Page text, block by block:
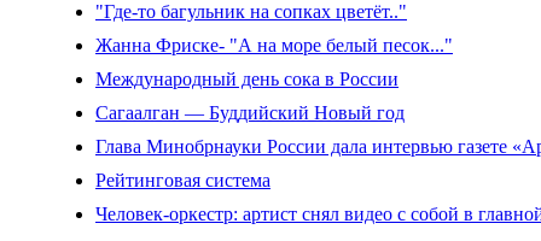
"Где-то багульник на сопках цветёт.."
Жанна Фриске- "А на море белый песок..."
Международный день сока в России
Сагаалган — Буддийский Новый год
Глава Минобрнауки России дала интервью газете
Рейтинговая система
Человек-оркестр: артист снял видео с собой в